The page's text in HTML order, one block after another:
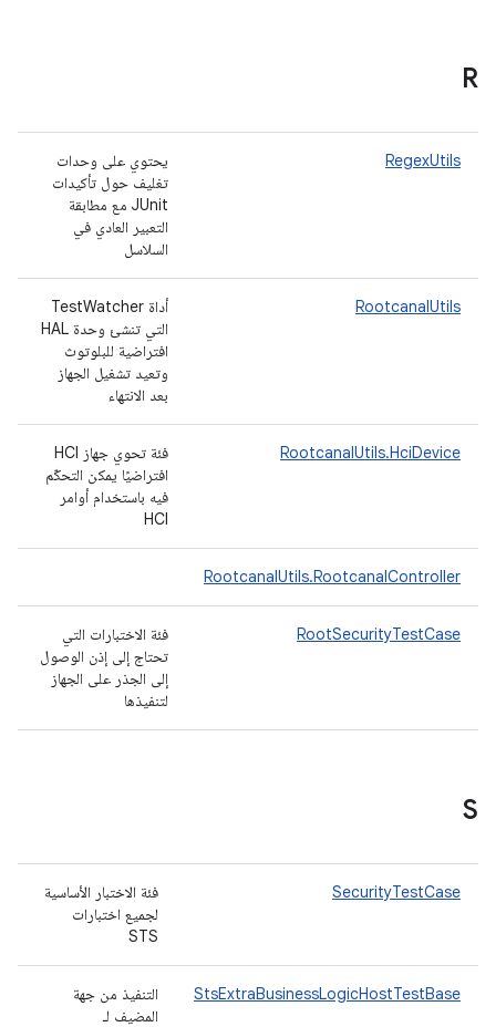
R
RegexUtils
يحتوي على وحدات
تغليف حول تأكيدات
JUnit مع مطابقة
التعبير العادي في
السلاسل
RootcanalUtils
أداة TestWatcher
التي تنشئ وحدة HAL
افتراضية للبلوتوث
وتعيد تشغيل الجهاز
بعد الانتهاء
RootcanalUtils.HciDevice
فئة تحوي جهاز HCI
افتراضيًا يمكن التحكّم
فيه باستخدام أوامر
HCI
RootcanalUtils.RootcanalController
RootSecurityTestCase
فئة الاختبارات التي
تحتاج إلى إذن الوصول
إلى الجذر على الجهاز
لتنفيذها
S
SecurityTestCase
فئة الاختبار الأساسية
لجميع اختبارات
STS
StsExtraBusinessLogicHostTestBase
التنفيذ من جهة
المضيف لـ